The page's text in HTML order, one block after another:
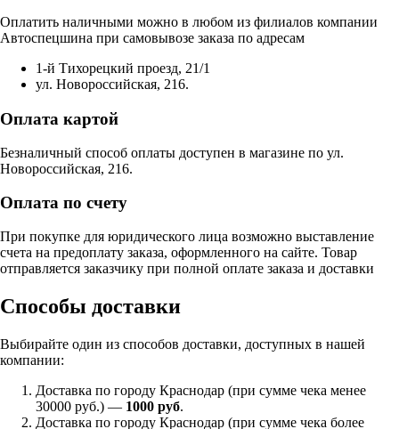
Оплатить наличными можно в любом из филиалов компании
Автоспецшина при самовывозе заказа по адресам
1-й Тихорецкий проезд, 21/1
ул. Новороссийская, 216.
Оплата картой
Безналичный способ оплаты доступен в магазине по ул.
Новороссийская, 216.
Оплата по счету
При покупке для юридического лица возможно выставление
счета на предоплату заказа, оформленного на сайте. Товар
отправляется заказчику при полной оплате заказа и доставки
Способы доставки
Выбирайте один из способов доставки, доступных в нашей
компании:
Доставка по городу Краснодар (при сумме чека менее
30000 руб.) — 1000 руб.
Доставка по городу Краснодар (при сумме чека более